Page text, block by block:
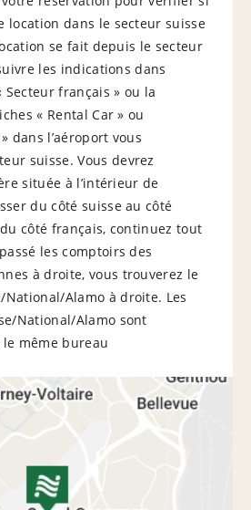
location dans le secteur suisse
se fait depuis le secteur
les indications dans
Secteur français » ou la
« Rental Car » ou
dans l’aéroport vous
suisse. Vous devrez
située à l’intérieur de
du côté suisse au côté
côté français, continuez tout
les comptoirs des
à droite, vous trouverez le
Alamo à droite. Les
National/Alamo sont
même bureau